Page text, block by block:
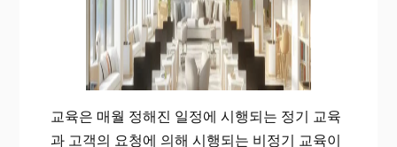
교육은 매월 정해진 일정에 시행되는 정기 교육
과 고객의 요청에 의해 시행되는 비정기 교육이